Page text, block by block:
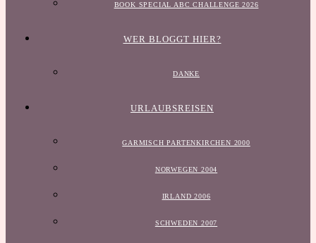
BOOK SPECIAL ABC CHALLENGE 2026
WER BLOGGT HIER?
DANKE
URLAUBSREISEN
GARMISCH PARTENKIRCHEN 2000
NORWEGEN 2004
IRLAND 2006
SCHWEDEN 2007